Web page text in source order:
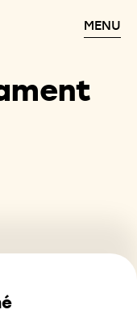
MENU